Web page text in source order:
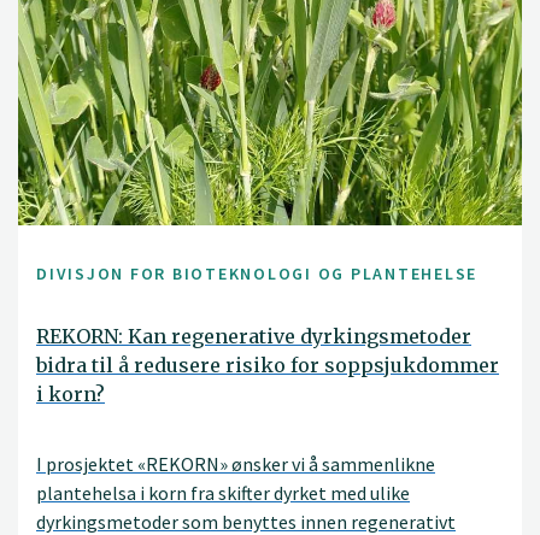
DIVISJON FOR BIOTEKNOLOGI OG PLANTEHELSE
REKORN: Kan regenerative dyrkingsmetoder
bidra til å redusere risiko for soppsjukdommer
i korn?
I prosjektet «REKORN» ønsker vi å sammenlikne
plantehelsa i korn fra skifter dyrket med ulike
dyrkingsmetoder som benyttes innen regenerativt